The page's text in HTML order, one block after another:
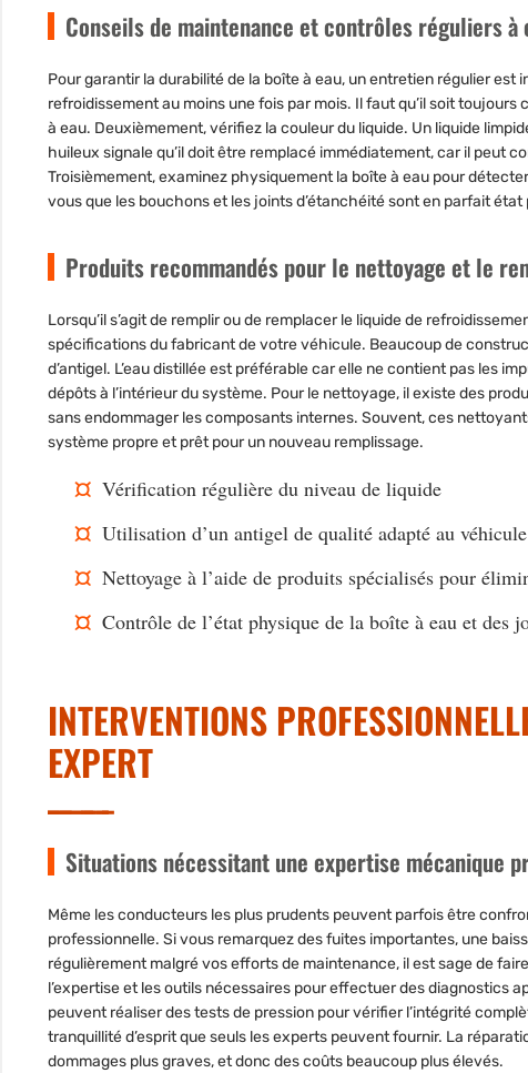
Conseils de maintenance et contrôles réguliers
Pour garantir la durabilité de la boîte à eau, un entretien régulier
refroidissement au moins une fois par mois. Il faut qu’il soit
à eau. Deuxièmement, vérifiez la couleur du liquide. Un liquide
huileux signale qu’il doit être remplacé immédiatement, car il peut
Troisièmement, examinez physiquement la boîte à eau pour
vous que les bouchons et les joints d’étanchéité sont en parfait
Produits recommandés pour le nettoyage et le
Lorsqu’il s’agit de remplir ou de remplacer le liquide de
spécifications du fabricant de votre véhicule. Beaucoup de
d’antigel. L’eau distillée est préférable car elle ne contient pas les
dépôts à l’intérieur du système. Pour le nettoyage, il existe des
sans endommager les composants internes. Souvent, ces
système propre et prêt pour un nouveau remplissage.
Vérification régulière du niveau de liquide
Utilisation d’un antigel de qualité adapté au véhicule
Nettoyage à l’aide de produits spécialisés pour
Contrôle de l’état physique de la boîte à eau et des
INTERVENTIONS
EXPERT
Situations nécessitant une expertise mécanique
Même les conducteurs les plus prudents peuvent parfois être
professionnelle. Si vous remarquez des fuites importantes, une
régulièrement malgré vos efforts de maintenance, il est sage de
l’expertise et les outils nécessaires pour effectuer des diagnostics
peuvent réaliser des tests de pression pour vérifier l’intégrité
tranquillité d’esprit que seuls les experts peuvent fournir. La
dommages plus graves, et donc des coûts beaucoup plus élevés.